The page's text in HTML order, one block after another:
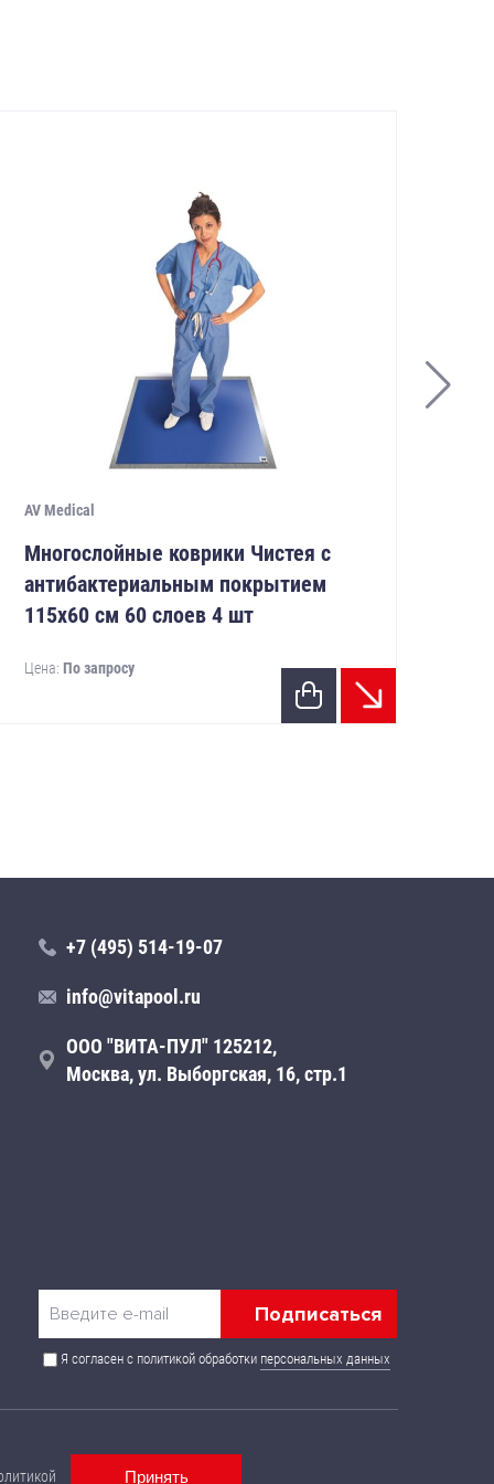
AV Medical
Многослойные коврики Чистея с
антибактериальным покрытием
115х60 см 60 слоев 4 шт
Цена: По запросу
+7 (495) 514-19-07
info@vitapool.ru
ООО "ВИТА-ПУЛ" 125212,
Москва, ул. Выборгская, 16, стр.1
Я согласен с политикой обработки персональных данных
офертой и могут быть изменены без
Принять